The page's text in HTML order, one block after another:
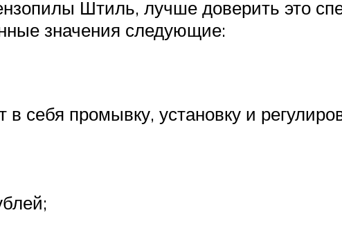
Штиль, лучше доверить это
значения следующие:
себя промывку, установку и